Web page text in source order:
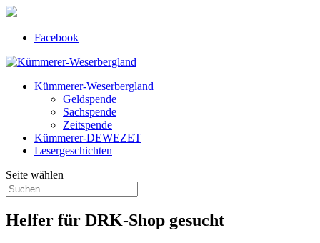
Facebook
Kümmerer-Weserbergland
Geldspende
Sachspende
Zeitspende
Kümmerer-DEWEZET
Lesergeschichten
Seite wählen
Helfer für DRK-Shop gesucht